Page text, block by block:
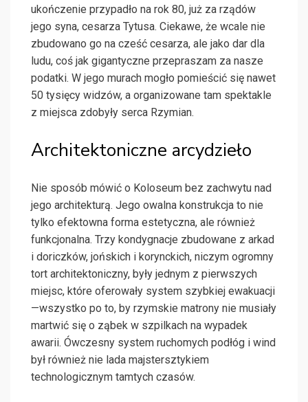
ukończenie przypadło na rok 80, już za rządów
jego syna, cesarza Tytusa. Ciekawe, że wcale nie
zbudowano go na cześć cesarza, ale jako dar dla
ludu, coś jak gigantyczne przepraszam za nasze
podatki. W jego murach mogło pomieścić się nawet
50 tysięcy widzów, a organizowane tam spektakle
z miejsca zdobyły serca Rzymian.
Architektoniczne arcydzieło
Nie sposób mówić o Koloseum bez zachwytu nad
jego architekturą. Jego owalna konstrukcja to nie
tylko efektowna forma estetyczna, ale również
funkcjonalna. Trzy kondygnacje zbudowane z arkad
i doriczków, jońskich i korynckich, niczym ogromny
tort architektoniczny, były jednym z pierwszych
miejsc, które oferowały system szybkiej ewakuacji
—wszystko po to, by rzymskie matrony nie musiały
martwić się o ząbek w szpilkach na wypadek
awarii. Ówczesny system ruchomych podłóg i wind
był również nie lada majstersztykiem
technologicznym tamtych czasów.